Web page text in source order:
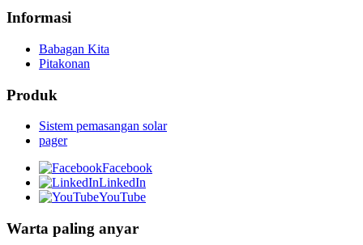
Informasi
Babagan Kita
Pitakonan
Produk
Sistem pemasangan solar
pager
Facebook
LinkedIn
YouTube
Warta paling anyar